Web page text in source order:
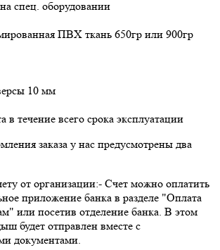
спец. оборудовании
ПВХ ткань 650гр или 900гр
10 мм
в течение всего срока эксплуатации
заказа у нас предусмотрены два
от организации:- Счет можно оплатить
приложение банка в разделе "Оплата
или посетив отделение банка. В этом
будет отправлен вместе с
документами.